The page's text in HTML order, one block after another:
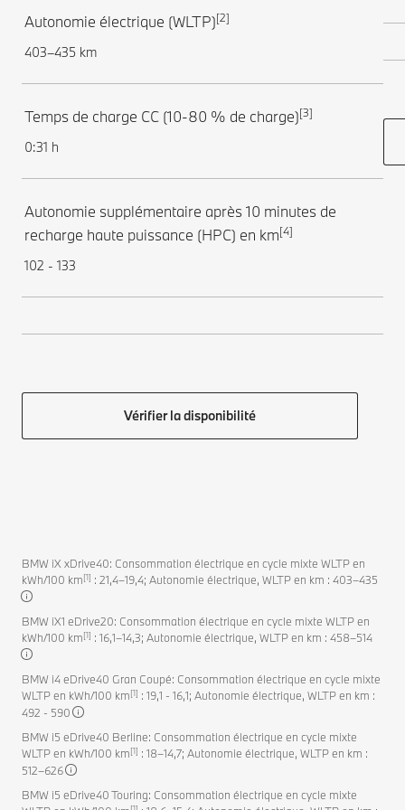
Autonomie électrique (WLTP)[2]
403–435 km
Temps de charge CC (10-80 % de charge)[3]
0:31 h
Autonomie supplémentaire après 10 minutes de
recharge haute puissance (HPC) en km[4]
102 - 133
Vérifier la disponibilité
BMW iX xDrive40: Consommation électrique en cycle mixte WLTP en
kWh/100 km[1] : 21,4–19,4; Autonomie électrique, WLTP en km : 403–435
BMW iX1 eDrive20: Consommation électrique en cycle mixte WLTP en
kWh/100 km[1] : 16,1–14,3; Autonomie électrique, WLTP en km : 458–514
BMW i4 eDrive40 Gran Coupé: Consommation électrique en cycle mixte
WLTP en kWh/100 km[1] : 19,1 - 16,1; Autonomie électrique, WLTP en km :
492 - 590
BMW i5 eDrive40 Berline: Consommation électrique en cycle mixte
WLTP en kWh/100 km[1] : 18–14,7; Autonomie électrique, WLTP en km :
512–626
BMW i5 eDrive40 Touring: Consommation électrique en cycle mixte